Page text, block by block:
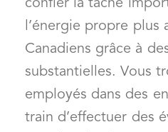
confier la tâche
l’énergie propre plus
Canadiens grâce à
substantielles. Vous
employés dans des
train d’effectuer des